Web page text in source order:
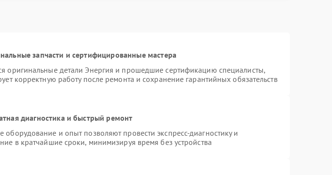
запчасти и сертифицированные мастера
оригинальные детали Энергия и прошедшие сертификацию специалисты,
корректную работу после ремонта и сохранение гарантийных обязательств
диагностика и быстрый ремонт
оборудование и опыт позволяют провести экспресс-диагностику и
в кратчайшие сроки, минимизируя время без устройства